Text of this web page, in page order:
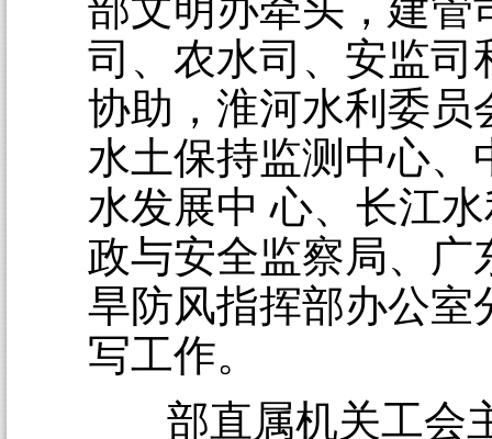
司、农水司、安监司
协助，淮河水利委员
水土保持监测中心、
水发展中 心、长江
政与安全监察局、广
旱防风指挥部办公室
写工作。
部直属机关工会